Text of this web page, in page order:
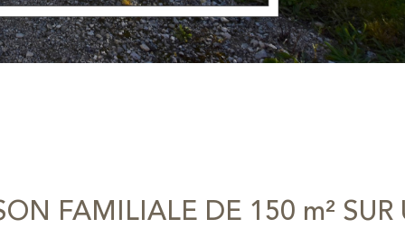
FAMILIALE DE 150 m² SUR